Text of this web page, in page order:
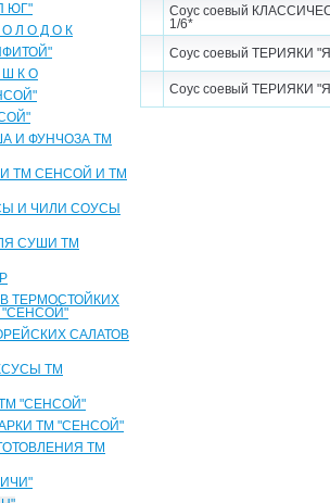
ЮГ"
Л О Д О К
Ш К О
И ФУНЧОЗА ТМ
ТМ СЕНСОЙ И ТМ
И ЧИЛИ СОУСЫ
СУШИ ТМ
ТЕРМОСТОЙКИХ
"СЕНСОЙ"
САЛАТОВ
ТМ
"СЕНСОЙ"
ТМ "СЕНСОЙ"
ТМ
Соус соевый
1/6*
Соус соевый ТЕРИЯКИ
Соус соевый ТЕРИЯКИ